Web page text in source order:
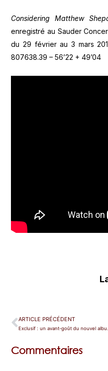
Considering Matthew
enregistré au Sauder
du 29 février au 3 mars
807638.39 – 56’22 + 49’04
ARTICLE PRÉCÉDENT
Commentaires